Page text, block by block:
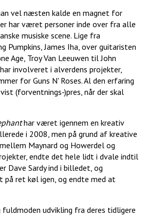
vel næsten kalde en magnet for
har været personer inde over fra alle
musiske scene. Lige fra
Pumpkins, James Iha, over guitaristen
Age, Troy Van Leeuwen til John
involveret i alverdens projekter,
for Guns N' Roses. Al den erfaring
(forventnings-)pres, når der skal
har været igennem en kreativ
i 2008, men på grund af kreative
Maynard og Howerdel og
endte det hele lidt i dvale indtil
Dave Sardy ind i billedet, og
ret køl igen, og endte med at
fuldmoden udvikling fra deres tidligere